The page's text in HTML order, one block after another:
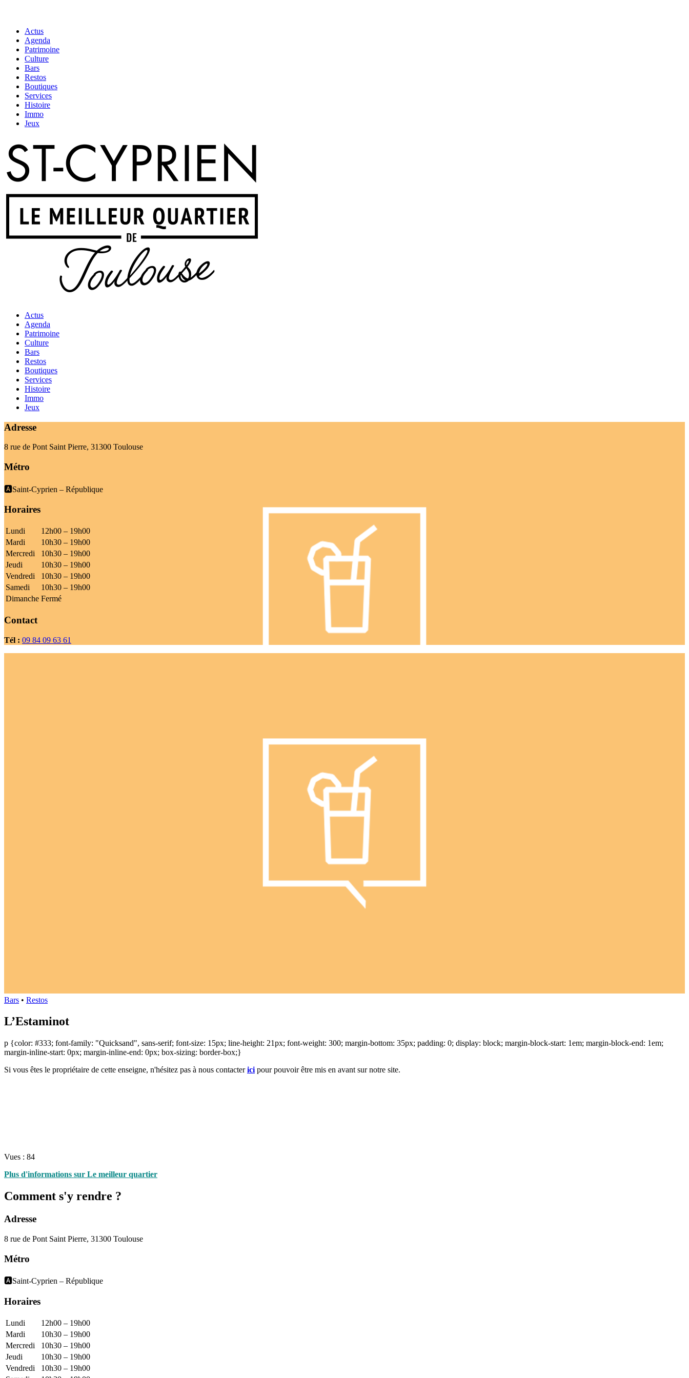
Actus
Agenda
Patrimoine
Culture
Bars
Restos
Boutiques
Services
Histoire
Immo
Jeux
Actus
Agenda
Patrimoine
Culture
Bars
Restos
Boutiques
Services
Histoire
Immo
Jeux
Adresse
8 rue de Pont Saint Pierre, 31300 Toulouse
Métro
🅰️Saint-Cyprien – République
Horaires
Lundi
12h00 – 19h00
Mardi
10h30 – 19h00
Mercredi
10h30 – 19h00
Jeudi
10h30 – 19h00
Vendredi
10h30 – 19h00
Samedi
10h30 – 19h00
Dimanche Fermé
Contact
Tél : 09 84 09 63 61
Bars • Restos
L’Estaminot
p {color: #333; font-family: "Quicksand", sans-serif; font-size: 15px; line-height: 21px; font-weight: 300; margin-bottom: 35px; padding: 0; display: block; margin-block-start: 1em; margin-block-end: 1em;
margin-inline-start: 0px; margin-inline-end: 0px; box-sizing: border-box;}
Si vous êtes le propriétaire de cette enseigne, n'hésitez pas à nous contacterici pour pouvoir être mis en avant sur notre site.
Vues : 84
Plus d'informations sur Le meilleur quartier
Comment s'y rendre ?
Adresse
8 rue de Pont Saint Pierre, 31300 Toulouse
Métro
🅰️Saint-Cyprien – République
Horaires
Lundi
12h00 – 19h00
Mardi
10h30 – 19h00
Mercredi
10h30 – 19h00
Jeudi
10h30 – 19h00
Vendredi
10h30 – 19h00